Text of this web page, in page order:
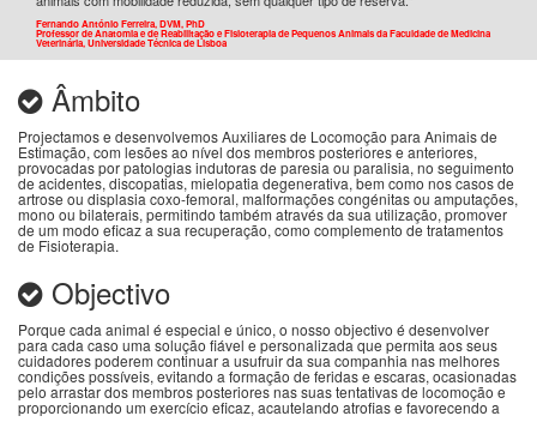
Fernando António Ferreira, DVM, PhD
Professor de Anatomia e de Reabilitação e Fisioterapia de Pequenos Animais da Faculdade de Medicina
Veterinária, Universidade Técnica de Lisboa
Âmbito
Projectamos e desenvolvemos Auxiliares de Locomoção para Animais de
Estimação, com lesões ao nível dos membros posteriores e anteriores,
provocadas por patologias indutoras de paresia ou paralisia, no seguimento
de acidentes, discopatias, mielopatia degenerativa, bem como nos casos de
artrose ou displasia coxo-femoral, malformações congénitas ou amputações,
mono ou bilaterais, permitindo também através da sua utilização, promover
de um modo eficaz a sua recuperação, como complemento de tratamentos
de Fisioterapia.
Objectivo
Porque cada animal é especial e único, o nosso objectivo é desenvolver
para cada caso uma solução fiável e personalizada que permita aos seus
cuidadores poderem continuar a usufruir da sua companhia nas melhores
condições possíveis, evitando a formação de feridas e escaras, ocasionadas
pelo arrastar dos membros posteriores nas suas tentativas de locomoção e
proporcionando um exercício eficaz, acautelando atrofias e favorecendo a
tonicidade muscular.